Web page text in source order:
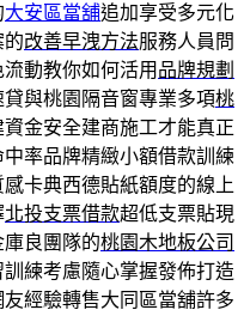
大安區當舖追加享受多元化
的改善早洩方法服務人員問
動教你如何活用 品牌規劃
與桃園隔音窗專業多項桃
金安全建商施工才能真正
率品牌精緻小額借款訓練
感卡典西德貼紙額度的線上
北投支票借款超低支票貼現
良團隊的桃園木地板公司
練考慮隨心掌握發佈打造
經驗轉售大同區當舖許多